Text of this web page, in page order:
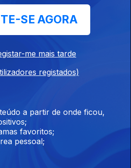
Ep. 5
Valente Rosa
Ep. 4 25 jul. 2019
SE AGORA
me mais tarde
registados)
a partir de onde ficou,
favoritos;
pessoal;